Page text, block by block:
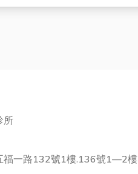
所
福一路132號1樓.136號1—2樓